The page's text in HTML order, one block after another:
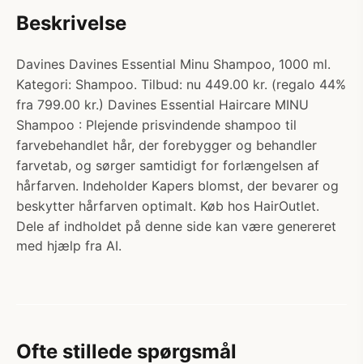
Beskrivelse
Davines Davines Essential Minu Shampoo, 1000 ml.
Kategori: Shampoo. Tilbud: nu 449.00 kr. (regalo 44%
fra 799.00 kr.) Davines Essential Haircare MINU
Shampoo : Plejende prisvindende shampoo til
farvebehandlet hår, der forebygger og behandler
farvetab, og sørger samtidigt for forlængelsen af
hårfarven. Indeholder Kapers blomst, der bevarer og
beskytter hårfarven optimalt. Køb hos HairOutlet.
Dele af indholdet på denne side kan være genereret
med hjælp fra AI.
Ofte stillede spørgsmål